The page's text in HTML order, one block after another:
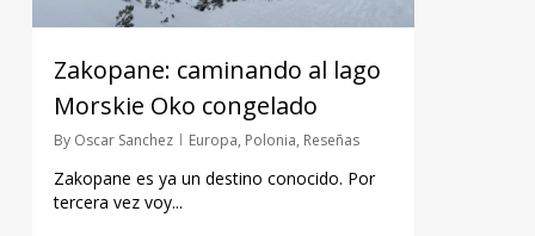
Zakopane: caminando al lago
Morskie Oko congelado
By Oscar Sanchez Europa, Polonia, Reseñas
Zakopane es ya un destino conocido. Por
tercera vez voy...